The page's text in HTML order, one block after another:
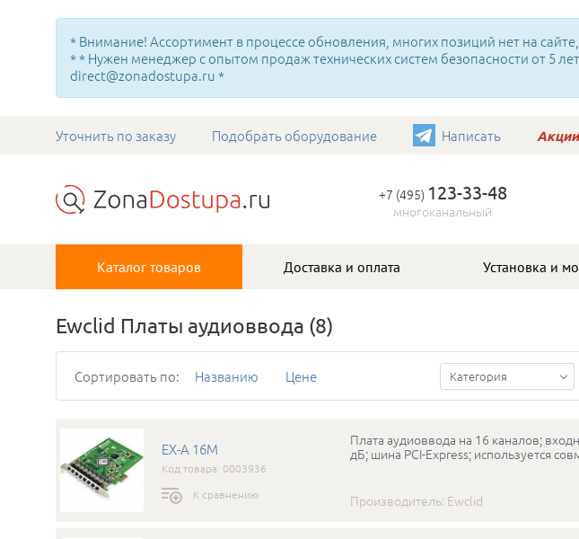
* Внимание! Ассортимент в процессе обновления, многих позиций нет на
* * Нужен менеджер с опытом продаж технических систем безопасности от 5
direct@zonadostupa.ru *
Уточнить по заказу Подобрать оборудование Написать Акции
+7 (495) 123-33-48
многоканальный
Каталог товаров Доставка и оплата Установка и
Ewclid Платы аудиоввода (8)
Сортировать по: Названию Цене Категория
EX-A 16M
Код товара: 0003936
К сравнению
Плата аудиоввода на 16 каналов;
дБ; шина PCI-Express; используется
Производитель: Ewclid